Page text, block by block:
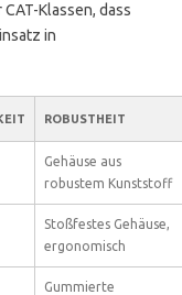
Klassen, dass
in
ROBUSTHEIT
Gehäuse aus
robustem Kunststoff
Stoßfestes Gehäuse,
ergonomisch
Gummierte